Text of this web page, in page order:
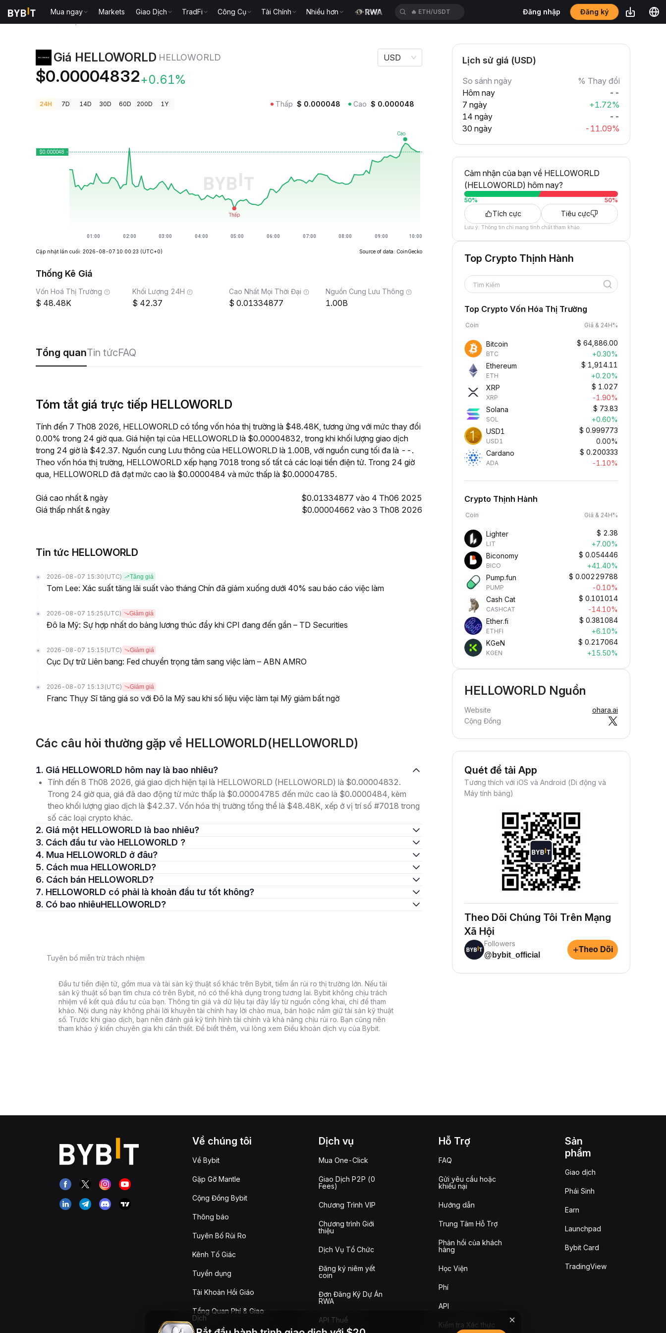
Mua ngay Markets Giao Dịch TradFi Công Cụ Tài Chính Nhiều hơn 🔥 ETH/USDT Đăng nhập Đăng ký
Giá HELLOWORLD HELLOWORLD
$0.00004832+0.61%
USD
24H 7D 14D 30D 60D 200D 1Y Thấp $ 0.000048 Cao $ 0.000048
Cập nhật lần cuối: 2026-08-07 10:00:23 (UTC+0) Source of data: CoinGecko
Thống Kê Giá
Vốn Hoá Thị Trường
48.48K
Khối Lượng 24H
42.37
Cao Nhất Mọi Thời Đại
0.01334877
Nguồn Cung Lưu Thông
1.00B
Tổng quanTin tứcFAQ
Tóm tắt giá trực tiếp HELLOWORLD
Tính đến 7 Th08 2026, HELLOWORLD có tổng vốn hóa thị trường là $48.48K, tương ứng với mức thay đổi
0.00% trong 24 giờ qua. Giá hiện tại của HELLOWORLD là $0.00004832, trong khi khối lượng giao dịch
trong 24 giờ là $42.37. Nguồn cung Lưu thông của HELLOWORLD là 1.00B, với nguồn cung tối đa là --.
Theo vốn hóa thị trường, HELLOWORLD xếp hạng 7018 trong số tất cả các loại tiền điện tử. Trong 24 giờ
qua, HELLOWORLD đã đạt mức cao là $0.0000484 và mức thấp là $0.00004785.
Giá cao nhất & ngày
$0.01334877 vào 4 Th06 2025
Giá thấp nhất & ngày
$0.00004662 vào 3 Th08 2026
Tin tức HELLOWORLD
2026-08-07 15:30 (UTC) Tăng giá
Tom Lee: Xác suất tăng lãi suất vào tháng Chín đã giảm xuống dưới 40% sau báo cáo việc làm
2026-08-07 15:25 (UTC) Giảm giá
Đô la Mỹ: Sự hợp nhất do bảng lương thúc đẩy khi CPI đang đến gần – TD Securities
2026-08-07 15:15 (UTC) Giảm giá
Cục Dự trữ Liên bang: Fed chuyển trọng tâm sang việc làm – ABN AMRO
2026-08-07 15:13 (UTC) Giảm giá
Franc Thụy Sĩ tăng giá so với Đô la Mỹ sau khi số liệu việc làm tại Mỹ giảm bất ngờ
Các câu hỏi thường gặp về HELLOWORLD(HELLOWORLD)
1. Giá HELLOWORLD hôm nay là bao nhiêu?
Tính đến 8 Th08 2026, giá giao dịch hiện tại là HELLOWORLD (HELLOWORLD) là $0.00004832.
Trong 24 giờ qua, giá đã dao động từ mức thấp là $0.00004785 đến mức cao là $0.0000484, kèm
theo khối lượng giao dịch là $42.37. Vốn hóa thị trường tổng thể là $48.48K, xếp ở vị trí số #7018 trong
số các loại crypto khác.
2. Giá một HELLOWORLD là bao nhiêu?
3. Cách đầu tư vào HELLOWORLD ?
4. Mua HELLOWORLD ở đâu?
5. Cách mua HELLOWORLD?
6. Cách bán HELLOWORLD?
7. HELLOWORLD có phải là khoản đầu tư tốt không?
8. Có bao nhiêuHELLOWORLD?
Tuyên bố miễn trừ trách nhiệm
Đầu tư tiền điện tử, gồm mua và tài sản kỹ thuật số khác trên Bybit, tiềm ẩn rủi ro thị trường lớn. Nếu tài
sản kỹ thuật số bạn tìm chưa có trên Bybit, nó có thể khả dụng trong tương lai. Bybit không chịu trách
nhiệm về kết quả đầu tư của bạn. Thông tin giá và dữ liệu tại đây lấy từ nguồn công khai, chỉ để tham
khảo. Nội dung này không phải lời khuyên tài chính hay lời chào mua, bán hoặc nắm giữ tài sản kỹ thuật
số. Trước khi giao dịch, bạn nên đánh giá kỹ tình hình tài chính và khả năng chịu rủi ro. Bạn cũng nên
tham khảo ý kiến chuyên gia khi cần thiết. Để biết thêm, vui lòng xem Điều khoản dịch vụ của Bybit.
Lịch sử giá (USD)
So sánh ngày
% Thay đổi
Hôm nay
--
7 ngày
+1.72%
14 ngày
--
30 ngày
-11.09%
Cảm nhận của bạn về HELLOWORLD
(HELLOWORLD) hôm nay?
50% 50%
Tích cực Tiêu cực
Lưu ý: Thông tin chỉ mang tính chất tham khảo.
Top Crypto Thịnh Hành
Tìm Kiếm
Top Crypto Vốn Hóa Thị Trường
Coin Giá & 24H%
Bitcoin
BTC
$ 64,886.00
+0.30%
Ethereum
ETH
$ 1,914.11
+0.20%
XRP
XRP
$ 1.027
-1.90%
Solana
SOL
$ 73.83
+0.60%
USD1
USD1
$ 0.999773
0.00%
Cardano
ADA
$ 0.200333
-1.10%
Crypto Thịnh Hành
Coin Giá & 24H%
Lighter
LIT
$ 2.38
+7.00%
Biconomy
BICO
$ 0.054446
+41.40%
Pump.fun
PUMP
$ 0.00229788
-0.10%
Cash Cat
CASHCAT
$ 0.101014
-14.10%
Ether.fi
ETHFI
$ 0.381084
+6.10%
KGeN
KGEN
$ 0.217064
+15.50%
HELLOWORLD Nguồn
Website
ohara.ai
Cộng Đồng
Quét để tải App
Tương thích với iOS và Android (Di động và
Máy tính bảng)
Theo Dõi Chúng Tôi Trên Mạng
Xã Hội
Followers
@bybit_official
+Theo Dõi
Về chúng tôi
Về Bybit
Gặp Gỡ Mantle
Cộng Đồng Bybit
Thông báo
Tuyên Bố Rủi Ro
Kênh Tố Giác
Tuyển dụng
Tài Khoản Hồi Giáo
Tổng Quan Phí & Giao
Dịch
Dịch vụ
Mua One-Click
Giao Dịch P2P (0
Fees)
Chương Trình VIP
Chương trình Giới
thiệu
Dịch Vụ Tổ Chức
Đăng ký niêm yết
coin
Đơn Đăng Ký Dự Án
RWA
API Thuế
Hỗ Trợ
FAQ
Gửi yêu cầu hoặc
khiếu nại
Hướng dẫn
Trung Tâm Hỗ Trợ
Phản hồi của khách
hàng
Học Viện
Phí
API
Kiểm tra Xác thực
Sản
phẩm
Giao dịch
Phái Sinh
Earn
Launchpad
Bybit Card
TradingView